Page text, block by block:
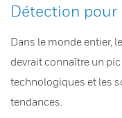
Détection pour
Dans le monde entier,
devrait connaître un
technologiques et les
tendances.